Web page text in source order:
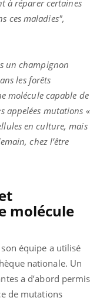
à réparer certaines
ces maladies",
un champignon
les forêts
molécule capable de
appelées mutations «
en culture, mais
chez l’être
molécule
équipe a utilisé
nationale. Un
a d’abord permis
de mutations